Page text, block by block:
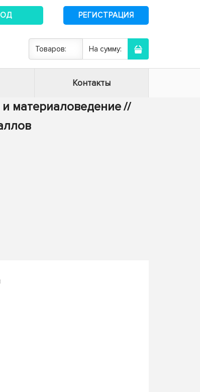
РЕГИСТРАЦИЯ
Товаров: На сумму:
Контакты
материаловедение//